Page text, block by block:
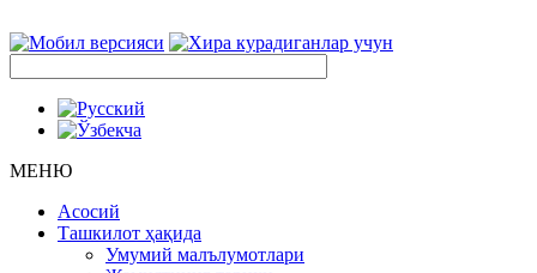
МЕНЮ
Асосий
Ташкилот ҳақида
Умумий малълумотлари